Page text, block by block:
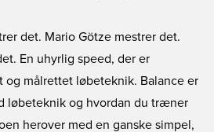
det. Mario Götze mestrer det.
En uhyrlig speed, der er
og målrettet løbeteknik. Balance er
løbeteknik og hvordan du træner
herover med en ganske simpel,